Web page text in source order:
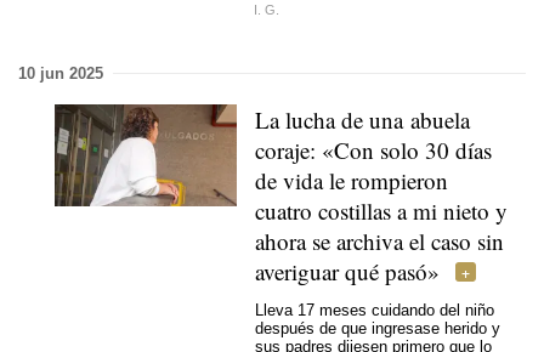
I. G.
10 jun 2025
La lucha de una abuela
coraje: «Con solo 30 días
de vida le rompieron
cuatro costillas a mi nieto y
ahora se archiva el caso sin
averiguar qué pasó»
Lleva 17 meses cuidando del niño
después de que ingresase herido y
sus padres dijesen primero que lo